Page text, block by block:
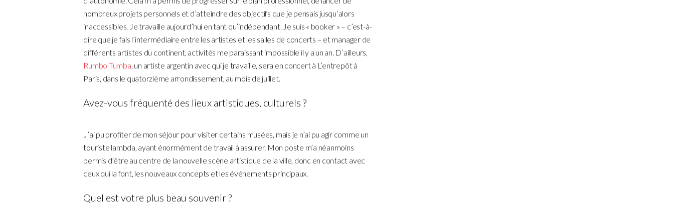
nombreux projets personnels et d’atteindre des objectifs que je pensais jusqu’alors
inaccessibles. Je travaille aujourd’hui en tant qu’indépendant. Je suis « booker » – c’est-à-
dire que je fais l’intermédiaire entre les artistes et les salles de concerts – et manager de
différents artistes du continent, activités me paraissant impossible il y a un an. D’ailleurs,
Rumbo Tumba, un artiste argentin avec qui je travaille, sera en concert à L’entrepôt à
Paris, dans le quatorzième arrondissement, au mois de juillet.
Avez-vous fréquenté des lieux artistiques, culturels ?
J’ai pu profiter de mon séjour pour visiter certains musées, mais je n’ai pu agir comme un
touriste lambda, ayant énormément de travail à assurer. Mon poste m’a néanmoins
permis d’être au centre de la nouvelle scène artistique de la ville, donc en contact avec
ceux qui la font, les nouveaux concepts et les événements principaux.
Quel est votre plus beau souvenir ?